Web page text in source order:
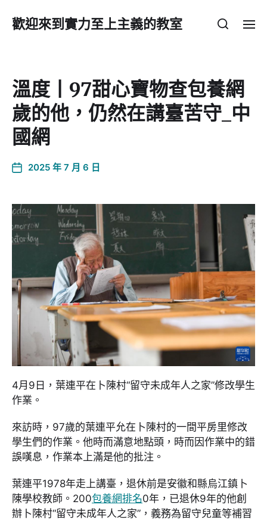
歡迎來到實力至上主義的教室
溫度丨97甜心寶物查包養網
歲的他，仍然在講臺苦守_中
國網
2025 年 7 月 6 日
4月9日，葉連平在卜陳村“留守未成年人之家”修改學生
作業。
來訪時，97歲的葉連平允在卜陳村的一間平房里修改
學生們的作業。他時而滿意地點頭，時而因作業中的錯
誤嘆息，作業本上滿是他的批注。
葉連平1978年走上講臺，退休前是安徽和縣烏江鎮卜
陳學校教師。200包養網排名0年，已退休9年的他創
辦卜陳村“留守未成年人之家”，義務為留守兒童等補習